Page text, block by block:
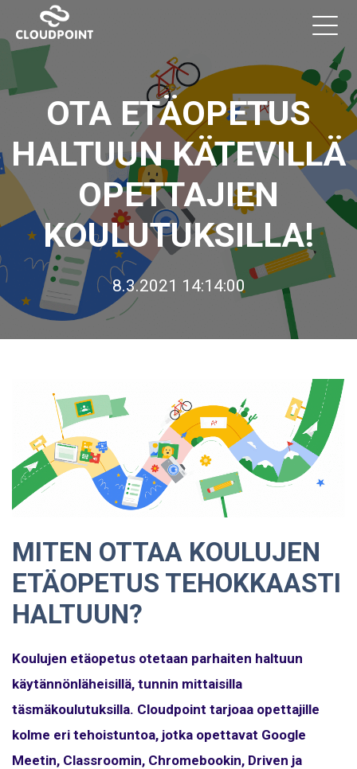
OTA ETÄOPETUS
HALTUUN KÄTEVILLÄ
OPETTAJIEN
KOULUTUKSILLA!
8.3.2021 14:14:00
MITEN OTTAA KOULUJEN
ETÄOPETUS TEHOKKAASTI
HALTUUN?
Koulujen etäopetus otetaan parhaiten haltuun
käytännönläheisillä, tunnin mittaisilla
täsmäkoulutuksilla. Cloudpoint tarjoaa opettajille
kolme eri tehoistuntoa, jotka opettavat Google
Meetin, Classroomin, Chromebookin, Driven ja